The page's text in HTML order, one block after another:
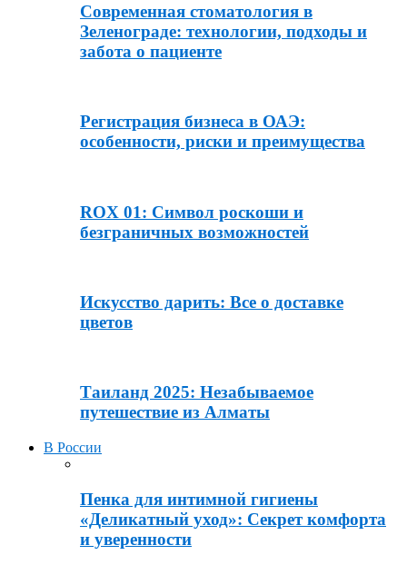
Современная стоматология в
Зеленограде: технологии, подходы и
забота о пациенте
Регистрация бизнеса в ОАЭ:
особенности, риски и преимущества
ROX 01: Символ роскоши и
безграничных возможностей
Искусство дарить: Все о доставке
цветов
Таиланд 2025: Незабываемое
путешествие из Алматы
В России
Пенка для интимной гигиены
«Деликатный уход»: Секрет комфорта
и уверенности